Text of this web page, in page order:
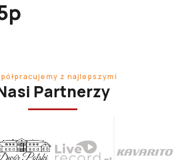
z najlepszymi
Partnerzy